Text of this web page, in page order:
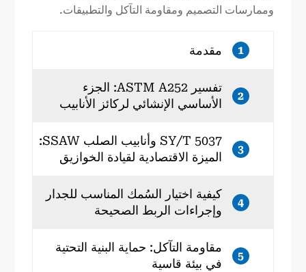
وممارسات التصميم ومقاومة التآكل والتطبيقات.
1 مقدمة
2
تفسير ASTM A252: الجزء
الأساسي الإنشائي لركائز الأنابيب
3
SY/T 5037 وأنابيب الصلب SSAW:
الميزة الاقتصادية لقيادة الخوازيق
4
كيفية اختيار السُمك المناسب للجدار
وإجراءات الربط الصحيحة
5
مقاومة التآكل: حماية البنية التحتية
في بيئة قاسية